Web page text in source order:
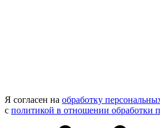
Я согласен на обработку
с политикой в отношении обработки